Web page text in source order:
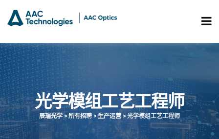
光学模组工艺工程师
辰瑞光学>所有招聘 > 生产运营> 光学模组工艺工程师